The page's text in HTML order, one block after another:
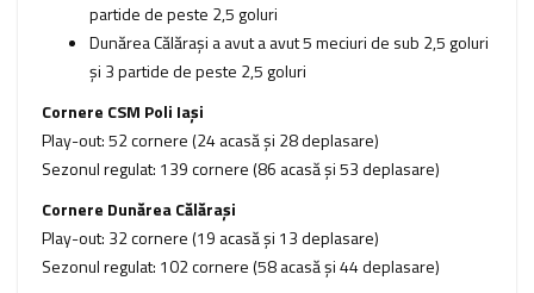
partide de peste 2,5 goluri
Dunărea Călăraşi a avut a avut 5 meciuri de sub 2,5 goluri
şi 3 partide de peste 2,5 goluri
Cornere CSM Poli Iași
Play-out: 52 cornere (24 acasă şi 28 deplasare)
Sezonul regulat: 139 cornere (86 acasă şi 53 deplasare)
Cornere Dunărea Călărași
Play-out: 32 cornere (19 acasă şi 13 deplasare)
Sezonul regulat: 102 cornere (58 acasă şi 44 deplasare)